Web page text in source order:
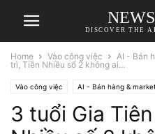
DISCOVER THE
Home Vào công việc AI - Bán
trì, Tiền Nhiều số 2 không ai...
Vào công việc AI - Bán hàng &
3 tuổi Gia